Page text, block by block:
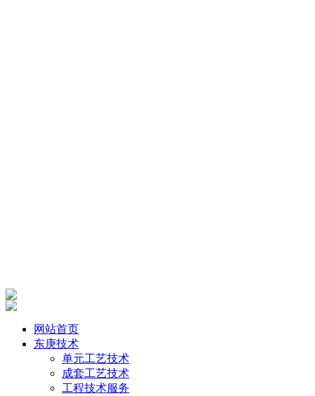
网站首页
东庚技术
单元工艺技术
成套工艺技术
工程技术服务